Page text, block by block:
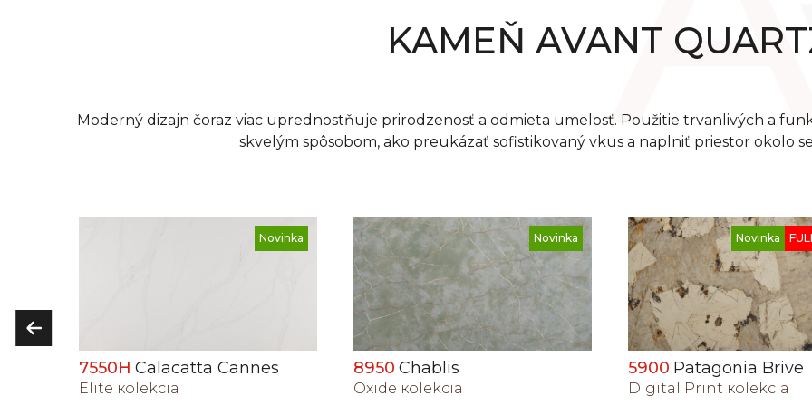
KAMEŇ AVANT
Moderný dizajn čoraz viac uprednostňuje prirodzenosť a odmieta umelosť. Použitie trvanlivých a
skvelým spôsobom, ako preukázať sofistikovaný vkus a naplniť priestor okolo
Novinka
8950Chablis
Oxide кolekcia
Novinka FULL BODY
5900 Patagonia Brive
Digital Print кolekcia
8011HNantes
Oxide кolekcia